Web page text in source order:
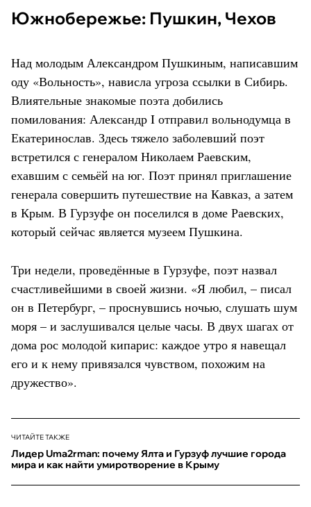
Южнобережье: Пушкин, Чехов
Над молодым Александром Пушкиным, написавшим
оду «Вольность», нависла угроза ссылки в Сибирь.
Влиятельные знакомые поэта добились
помилования: Александр I отправил вольнодумца в
Екатеринослав. Здесь тяжело заболевший поэт
встретился с генералом Николаем Раевским,
ехавшим с семьёй на юг. Поэт принял приглашение
генерала совершить путешествие на Кавказ, а затем
в Крым. В Гурзуфе он поселился в доме Раевских,
который сейчас является музеем Пушкина.
Три недели, проведённые в Гурзуфе, поэт назвал
счастливейшими в своей жизни. «Я любил, – писал
он в Петербург, – проснувшись ночью, слушать шум
моря – и заслушивался целые часы. В двух шагах от
дома рос молодой кипарис: каждое утро я навещал
его и к нему привязался чувством, похожим на
дружество».
ЧИТАЙТЕ ТАКЖЕ
Лидер Uma2rman: почему Ялта и Гурзуф лучшие города
мира и как найти умиротворение в Крыму